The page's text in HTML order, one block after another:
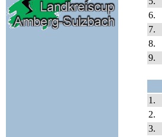
6.
7.
8.
9.
1.
2.
3.